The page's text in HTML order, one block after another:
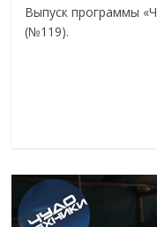
Выпуск программы
(№119).